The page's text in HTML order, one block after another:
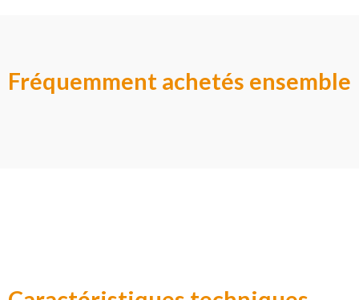
Fréquemment achetés ensemble